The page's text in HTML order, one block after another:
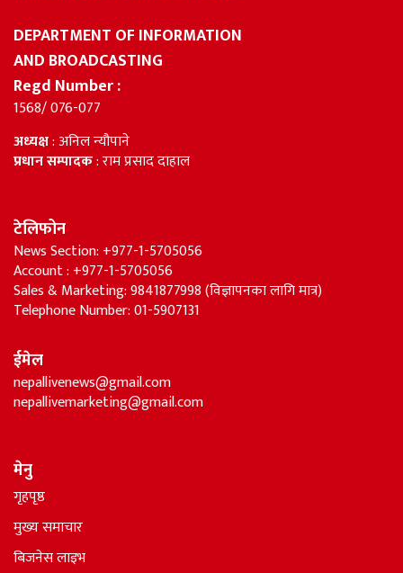
DEPARTMENT OF INFORMATION
AND BROADCASTING
Regd Number :
1568/ 076-077
अध्यक्ष: अनिल न्यौपाने
प्रधान सम्पादक: राम प्रसाद दाहाल
टेलिफोन
News Section: +977-1-5705056
Account : +977-1-5705056
Sales & Marketing: 9841877998 (विज्ञापनका लागि मात्र)
Telephone Number: 01-5907131
ईमेल
nepallivenews@gmail.com
nepallivemarketing@gmail.com
मेनु
गृहपृष्ठ
मुख्य समाचार
बिजनेस लाइभ